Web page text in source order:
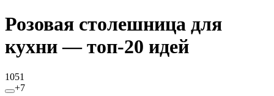
Розовая столешница для
кухни — топ-20 идей
1051
+7